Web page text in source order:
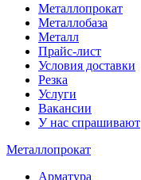
Металлопрокат
Металлобаза
Металл
Прайс-лист
Условия доставки
Резка
Услуги
Вакансии
У нас спрашивают
Металлопрокат
Арматура